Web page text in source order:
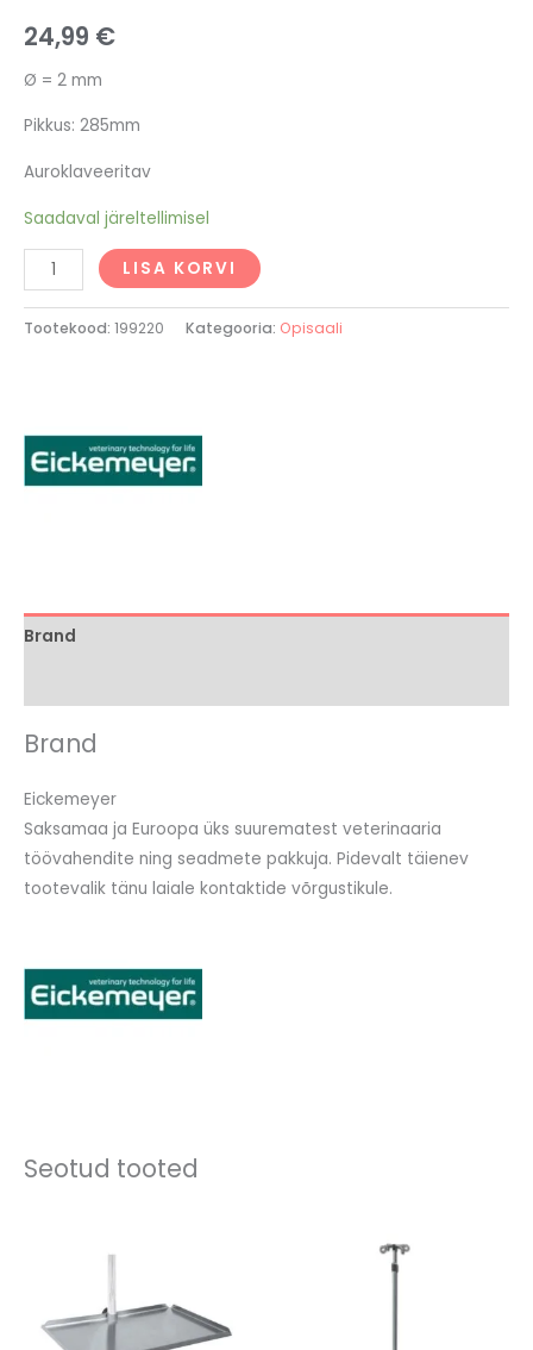
24,99 €
Ø = 2 mm
Pikkus: 285mm
Auroklaveeritav
Saadaval järeltellimisel
LISA KORVI
Tootekood: 199220 Kategooria: Opisaali
Brand
Brand
Eickemeyer
Saksamaa ja Euroopa üks suurematest veterinaaria
töövahendite ning seadmete pakkuja. Pidevalt täienev
tootevalik tänu laiale kontaktide võrgustikule.
Seotud tooted